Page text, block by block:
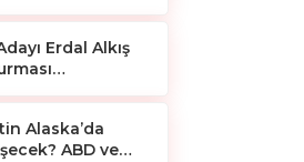
Erdal Alkış
Alaska’da
ABD ve